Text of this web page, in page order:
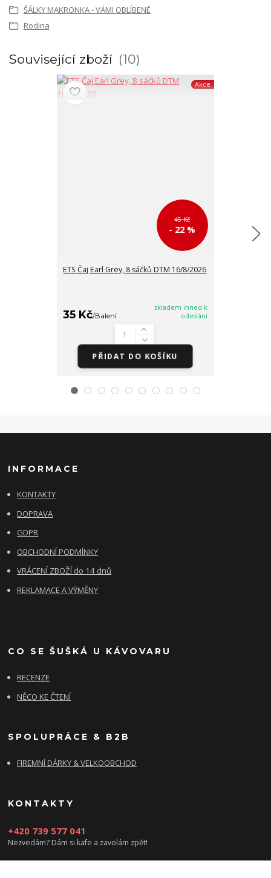
ŠÁLKY MAKRONKA - VÁMI OBLÍBENÉ
Rodina
Související zboží 10
Akce
45 Kč
- 22 %
ETS Čaj Earl Grey, 8 sáčků DTM 16/8/2026
35 Kč/Balení
skladem ihned k
odeslání
PŘIDAT DO KOŠÍKU
INFORMACE
KONTAKTY
DOPRAVA
GDPR
OBCHODNÍ PODMÍNKY
VRÁCENÍ ZBOŽÍ do 14 dnů
REKLAMACE A VÝMĚNY
CO SE ŠUŠKÁ U KÁVOVARU
RECENZE
NĚCO KE ČTENÍ
SPOLUPRÁCE & B2B
FIREMNÍ DÁRKY & VELKOOBCHOD
KONTAKTY
+420 739 577 041
Nezvedám? Dám si kafe a zavolám zpět!
info@damsikafe.cz